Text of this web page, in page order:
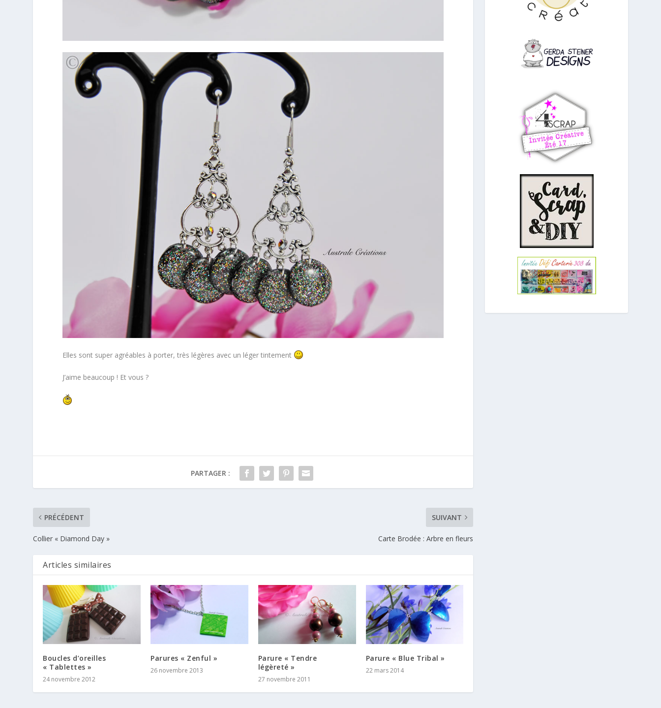
Elles sont super agréables à porter, très légères avec un léger tintement
J’aime beaucoup ! Et vous ?
PARTAGER :
PRÉCÉDENT
Collier « Diamond Day »
SUIVANT
Carte Brodée : Arbre en fleurs
Articles similaires
Boucles d’oreilles
« Tablettes »
24 novembre 2012
Parures « Zenful »
26 novembre 2013
Parure « Tendre
légèreté »
27 novembre 2011
Parure « Blue Tribal »
22 mars 2014